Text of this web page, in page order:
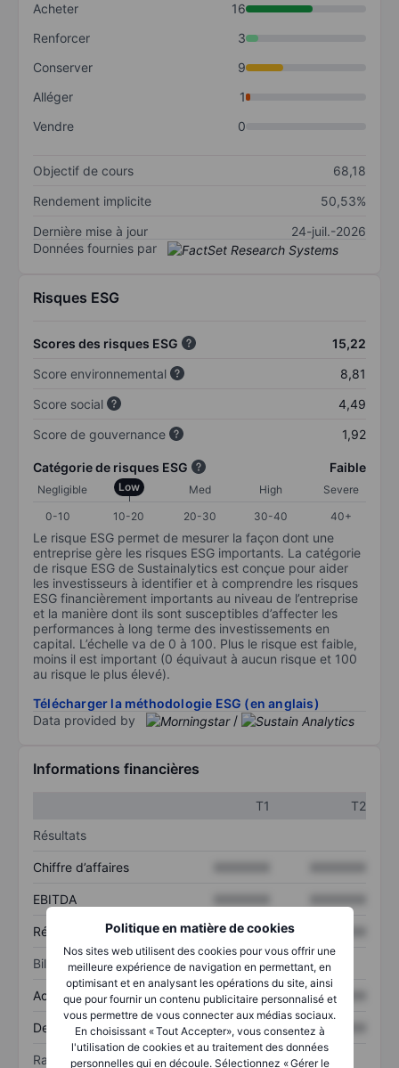
Politique en matière de cookies
Nos sites web utilisent des cookies pour vous offrir une
meilleure expérience de navigation en permettant, en
optimisant et en analysant les opérations du site, ainsi
que pour fournir un contenu publicitaire personnalisé et
vous permettre de vous connecter aux médias sociaux.
En choisissant « Tout Accepter», vous consentez à
l'utilisation de cookies et au traitement des données
personnelles qui en découle. Sélectionnez « Gérer le
Acheter
16
Renforcer
3
Conserver
9
Alléger
1
Vendre
0
Objectif de cours
68,18
Rendement implicite
50,53%
Dernière mise à jour
24-juil.-2026
Données fournies par
Risques ESG
Scores des risques ESG
15,22
Score environnemental
8,81
Score social
4,49
Score de gouvernance
1,92
Catégorie de risques ESG Faible
Negligible Low Med High
Severe
0-10
10-20 20-30 30-40 40+
Le risque ESG permet de mesurer la façon dont une
entreprise gère les risques ESG importants. La catégorie
de risque ESG de Sustainalytics est conçue pour aider
les investisseurs à identifier et à comprendre les risques
ESG financièrement importants au niveau de l’entreprise
et la manière dont ils sont susceptibles d’affecter les
performances à long terme des investissements en
capital. L’échelle va de 0 à 100. Plus le risque est faible,
moins il est important (0 équivaut à aucun risque et 100
au risque le plus élevé).
Télécharger la méthodologie ESG (en anglais)
Data provided by
/
Informations financières
T1
T2
Résultats
Chiffre d’affaires
EBITDA
Résultat net XXXXXXX
Bilan
Actif total XXXXXXX XXXXXXX
Dette totale XXXXXXX XXXXXXX
Ratios